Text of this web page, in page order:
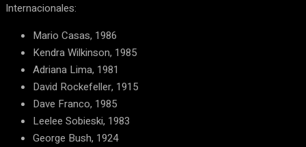
Internacionales:
Mario Casas, 1986
Kendra Wilkinson, 1985
Adriana Lima, 1981
David Rockefeller, 1915
Dave Franco, 1985
Leelee Sobieski, 1983
George Bush, 1924